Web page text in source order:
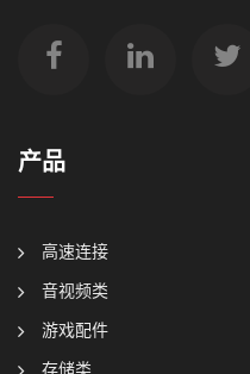
产品
高速连接
音视频类
游戏配件